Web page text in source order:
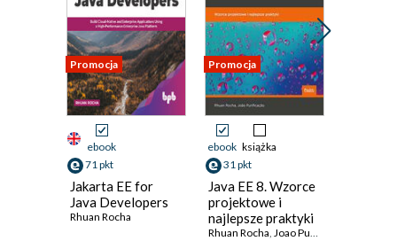
Promocja
ebook
71 pkt
Jakarta EE for
Java Developers
Rhuan Rocha
Promocja
ebook książka
31 pkt
Java EE 8. Wzorce
projektowe i
najlepsze praktyki
Rhuan Rocha, Joao Purificacao